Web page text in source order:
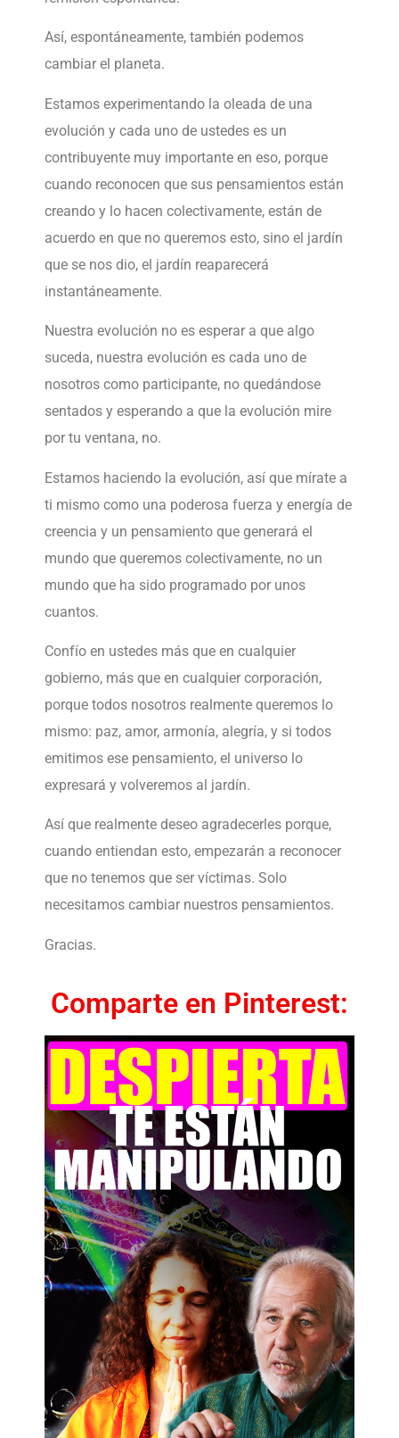
Así, espontáneamente, también podemos
cambiar el planeta.
Estamos experimentando la oleada de una
evolución y cada uno de ustedes es un
contribuyente muy importante en eso, porque
cuando reconocen que sus pensamientos están
creando y lo hacen colectivamente, están de
acuerdo en que no queremos esto, sino el jardín
que se nos dio, el jardín reaparecerá
instantáneamente.
Nuestra evolución no es esperar a que algo
suceda, nuestra evolución es cada uno de
nosotros como participante, no quedándose
sentados y esperando a que la evolución mire
por tu ventana, no.
Estamos haciendo la evolución, así que mírate a
ti mismo como una poderosa fuerza y energía de
creencia y un pensamiento que generará el
mundo que queremos colectivamente, no un
mundo que ha sido programado por unos
cuantos.
Confío en ustedes más que en cualquier
gobierno, más que en cualquier corporación,
porque todos nosotros realmente queremos lo
mismo: paz, amor, armonía, alegría, y si todos
emitimos ese pensamiento, el universo lo
expresará y volveremos al jardín.
Así que realmente deseo agradecerles porque,
cuando entiendan esto, empezarán a reconocer
que no tenemos que ser víctimas. Solo
necesitamos cambiar nuestros pensamientos.
Gracias.
Comparte en Pinterest: